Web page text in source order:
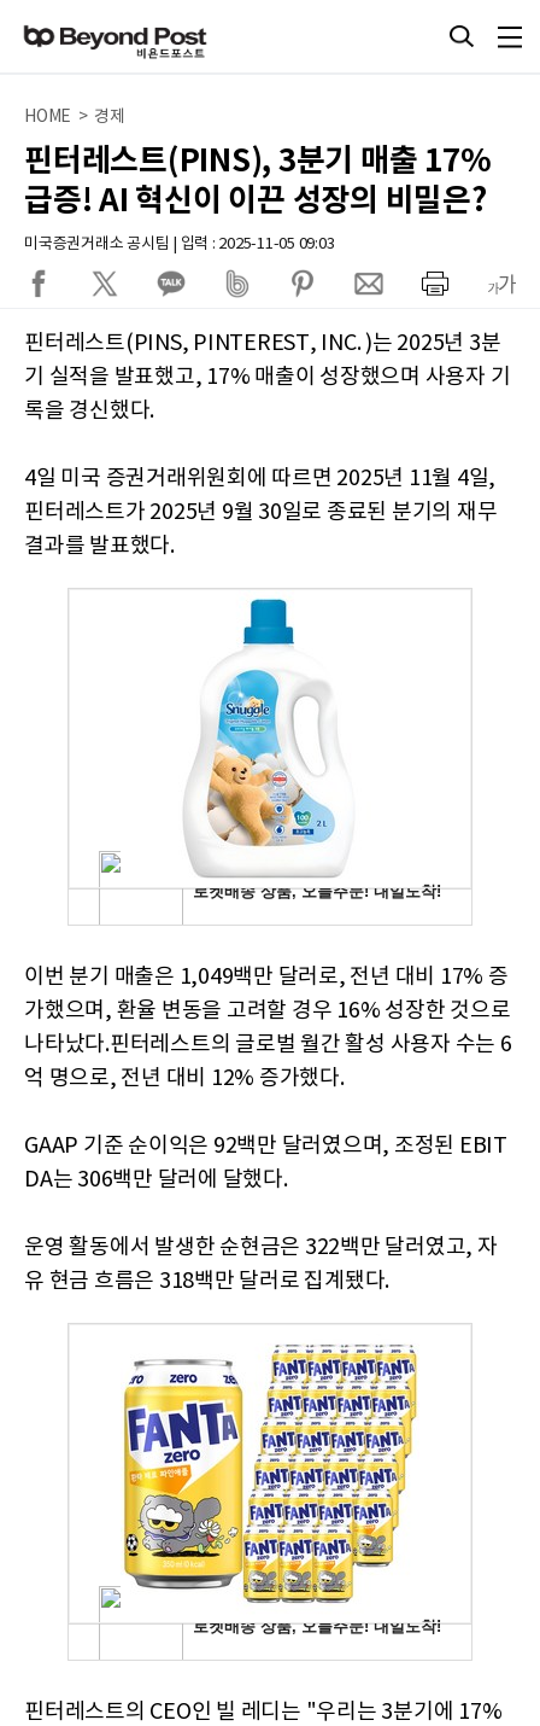
HOME > 경제
핀터레스트(PINS), 3분기 매출 17%
급증! AI 혁신이 이끈 성장의 비밀은?
미국증권거래소 공시팀 | 입력 : 2025-11-05 09:03
핀터레스트(PINS, PINTEREST, INC. )는 2025년 3분
기 실적을 발표했고, 17% 매출이 성장했으며 사용자 기
록을 경신했다.
4일 미국 증권거래위원회에 따르면 2025년 11월 4일,
핀터레스트가 2025년 9월 30일로 종료된 분기의 재무
결과를 발표했다.
이번 분기 매출은 1,049백만 달러로, 전년 대비 17% 증
가했으며, 환율 변동을 고려할 경우 16% 성장한 것으로
나타났다.핀터레스트의 글로벌 월간 활성 사용자 수는 6
억 명으로, 전년 대비 12% 증가했다.
GAAP 기준 순이익은 92백만 달러였으며, 조정된 EBIT
DA는 306백만 달러에 달했다.
운영 활동에서 발생한 순현금은 322백만 달러였고, 자
유 현금 흐름은 318백만 달러로 집계됐다.
핀터레스트의 CEO인 빌 레디는 "우리는 3분기에 17%